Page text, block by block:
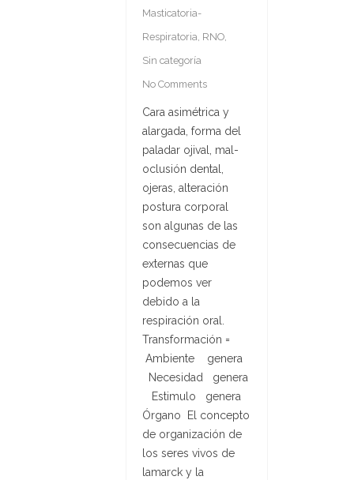
Masticatoria-
Respiratoria, RNO,
Sin categoría
No Comments
Cara asimétrica y
alargada, forma del
paladar ojival, mal-
oclusión dental,
ojeras, alteración
postura corporal
son algunas de las
consecuencias de
externas que
podemos ver
debido a la
respiración oral.
Transformación =
Ambiente genera
Necesidad genera
Estimulo genera
Órgano El concepto
de organización de
los seres vivos de
lamarck y la